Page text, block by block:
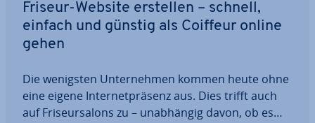
Friseur-Website erstellen – schnell,
einfach und günstig als Coiffeur online
gehen
Die wenigsten Un­ter­neh­men kommen heute ohne
eine eigene In­ter­net­prä­senz aus. Dies trifft auch
auf Fri­seur­sa­lons zu – un­ab­hän­gig davon, ob es